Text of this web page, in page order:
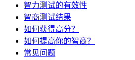
智力测试的有效性
智商测试结果
如何获得高分？
如何提高你的智商？
常见问题